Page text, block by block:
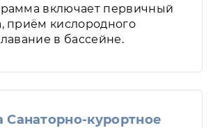
включает первичный
приём кислородного
в бассейне.
курортное